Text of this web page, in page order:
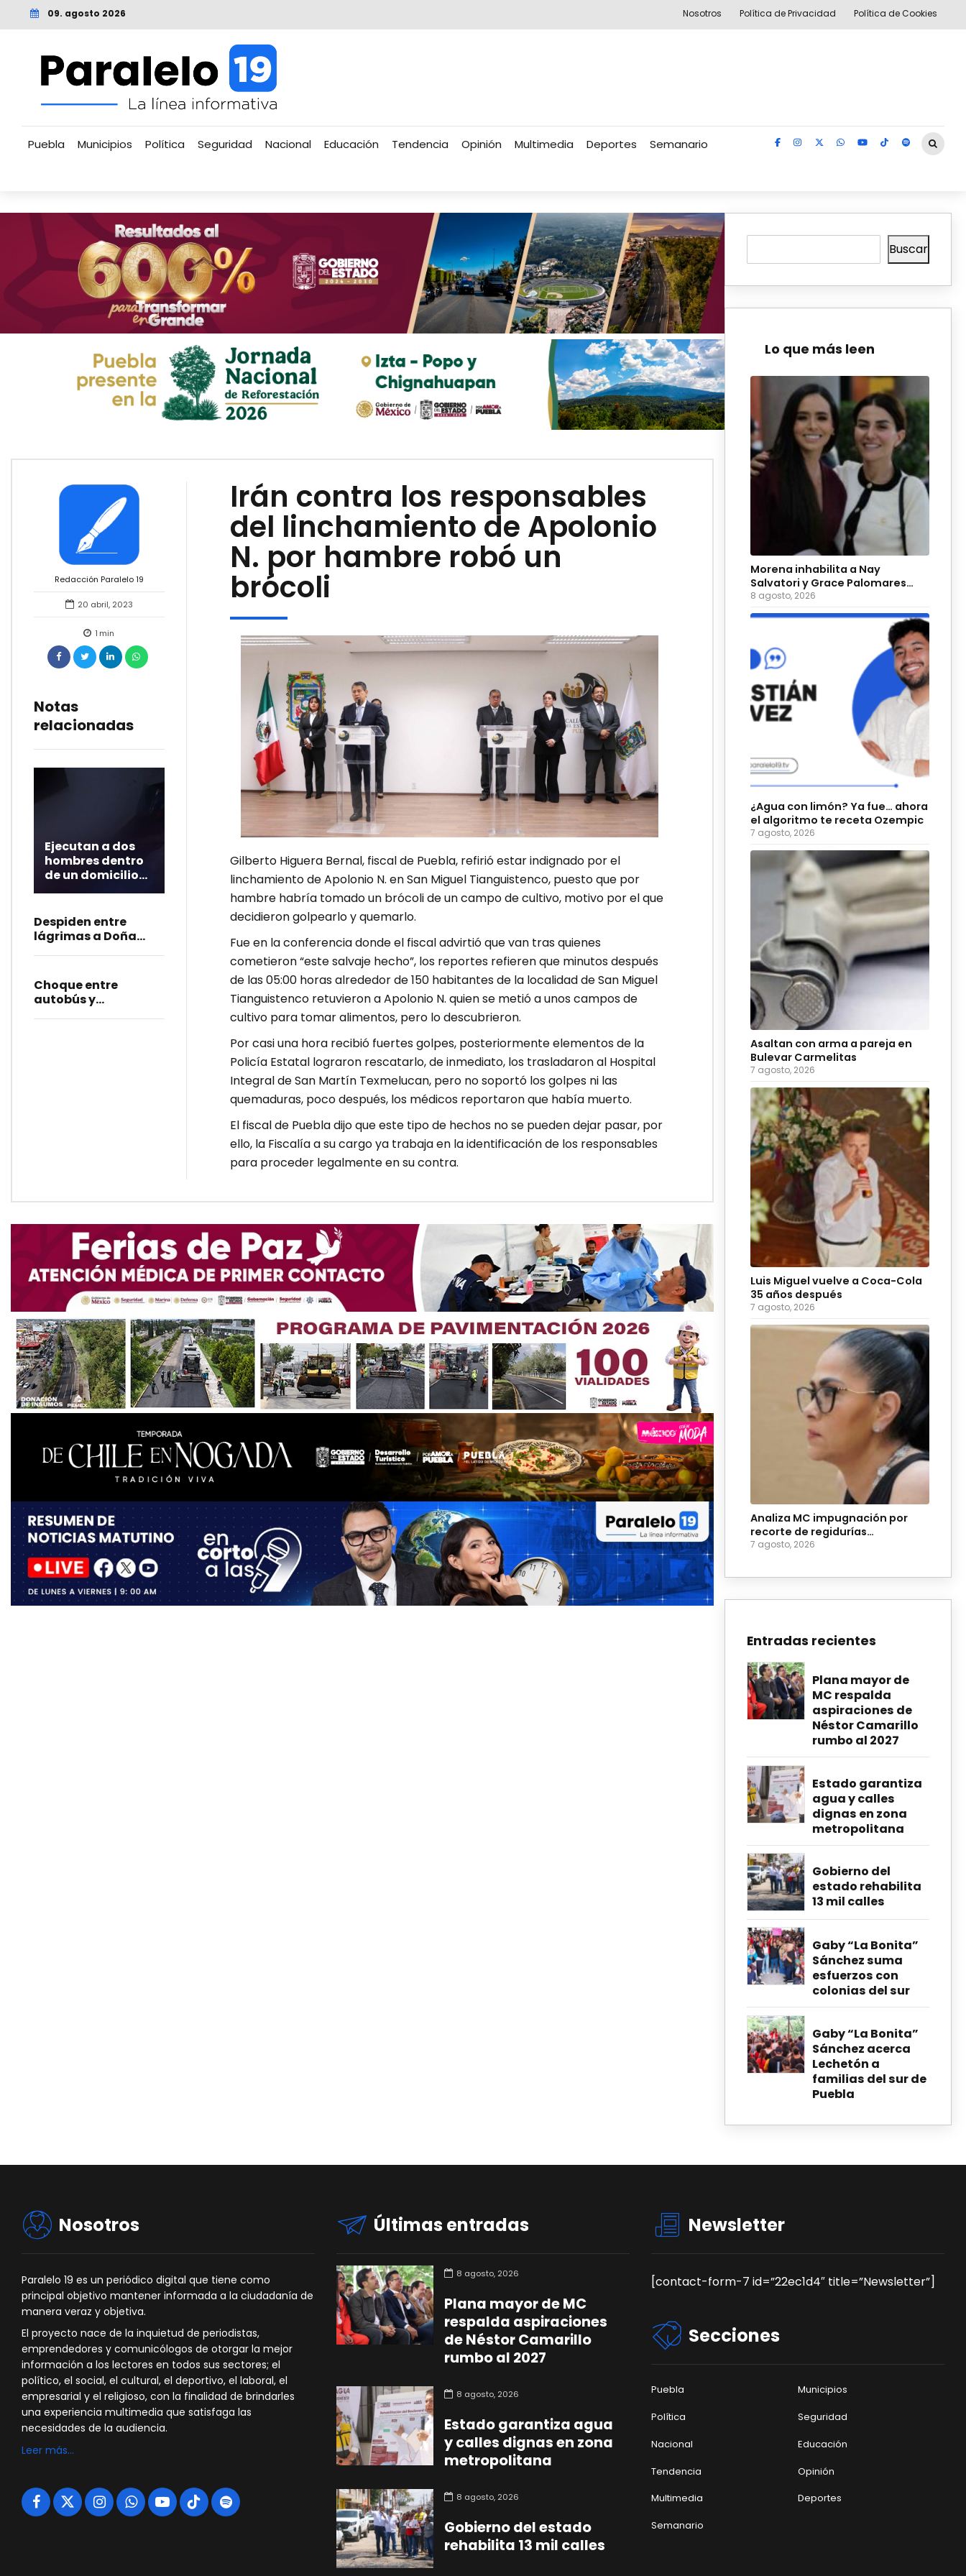
09. agosto 2026 Nosotros Política de Privacidad Política de Cookies
Puebla Municipios Política Seguridad Nacional Educación Tendencia Opinión Multimedia Deportes Semanario
Redacción Paralelo 19
20 abril, 2023
1 min
Notas
relacionadas
Ejecutan a dos
hombres dentro
de un domicilio
en San Matías
Despiden entre
lágrimas a Doña
Choque entre
autobús y
Irán contra los responsables
del linchamiento de Apolonio
N. por hambre robó un
brócoli
Gilberto Higuera Bernal, fiscal de Puebla, refirió estar indignado por el
linchamiento de Apolonio N. en San Miguel Tianguistenco, puesto que por
hambre habría tomado un brócoli de un campo de cultivo, motivo por el que
decidieron golpearlo y quemarlo.
Fue en la conferencia donde el fiscal advirtió que van tras quienes
cometieron “este salvaje hecho”, los reportes refieren que minutos después
de las 05:00 horas alrededor de 150 habitantes de la localidad de San Miguel
Tianguistenco retuvieron a Apolonio N. quien se metió a unos campos de
cultivo para tomar alimentos, pero lo descubrieron.
Por casi una hora recibió fuertes golpes, posteriormente elementos de la
Policía Estatal lograron rescatarlo, de inmediato, los trasladaron al Hospital
Integral de San Martín Texmelucan, pero no soportó los golpes ni las
quemaduras, poco después, los médicos reportaron que había muerto.
El fiscal de Puebla dijo que este tipo de hechos no se pueden dejar pasar, por
ello, la Fiscalía a su cargo ya trabaja en la identificación de los responsables
para proceder legalmente en su contra.
Buscar
Lo que más leen
Morena inhabilita a Nay
Salvatori y Grace Palomares
para 2027
8 agosto, 2026
¿Agua con limón? Ya fue… ahora
el algoritmo te receta Ozempic
7 agosto, 2026
Asaltan con arma a pareja en
Bulevar Carmelitas
7 agosto, 2026
Luis Miguel vuelve a Coca-Cola
35 años después
7 agosto, 2026
Analiza MC impugnación por
recorte de regidurías
plurinominales en Puebla
7 agosto, 2026
Entradas recientes
Plana mayor de
MC respalda
aspiraciones de
Néstor Camarillo
rumbo al 2027
Estado garantiza
agua y calles
dignas en zona
metropolitana
Gobierno del
estado rehabilita
13 mil calles
Gaby “La Bonita”
Sánchez suma
esfuerzos con
colonias del sur
Gaby “La Bonita”
Sánchez acerca
Lechetón a
familias del sur de
Puebla
Nosotros
Paralelo 19 es un periódico digital que tiene como
principal objetivo mantener informada a la ciudadanía de
manera veraz y objetiva.
El proyecto nace de la inquietud de periodistas,
emprendedores y comunicólogos de otorgar la mejor
información a los lectores en todos sus sectores; el
político, el social, el cultural, el deportivo, el laboral, el
empresarial y el religioso, con la finalidad de brindarles
una experiencia multimedia que satisfaga las
necesidades de la audiencia.
Leer más…
Últimas entradas
8 agosto, 2026
Plana mayor de MC
respalda aspiraciones
de Néstor Camarillo
rumbo al 2027
8 agosto, 2026
Estado garantiza agua
y calles dignas en zona
metropolitana
8 agosto, 2026
Gobierno del estado
rehabilita 13 mil calles
Newsletter
[contact-form-7 id=”22ec1d4″ title=”Newsletter”]
Secciones
Puebla
Municipios
Política
Seguridad
Nacional
Educación
Tendencia
Opinión
Multimedia
Deportes
Semanario